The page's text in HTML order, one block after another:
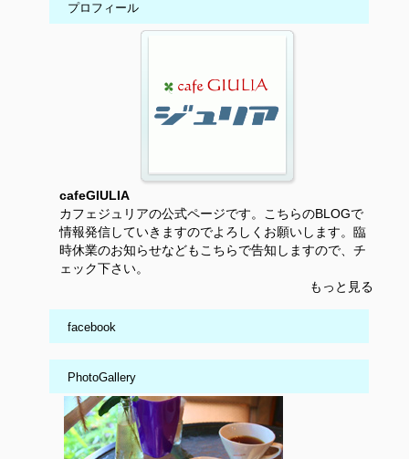
プロフィール
cafeGIULIA
カフェジュリアの公式ページです。こちらのBLOGで
情報発信していきますのでよろしくお願いします。臨
時休業のお知らせなどもこちらで告知しますので、チ
ェック下さい。
もっと見る
facebook
PhotoGallery